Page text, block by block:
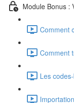
Module Bonus :
Comment
Comment
Les